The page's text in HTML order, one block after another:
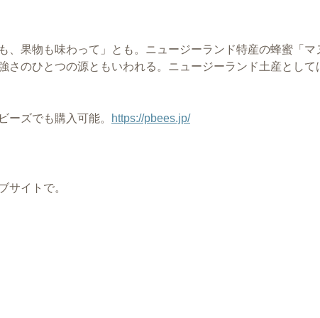
、果物も味わって」とも。ニュージーランド特産の蜂蜜「マ
さのひとつの源ともいわれる。ニュージーランド土産として
ーズでも購入可能。 https://pbees.jp/
サイトで。